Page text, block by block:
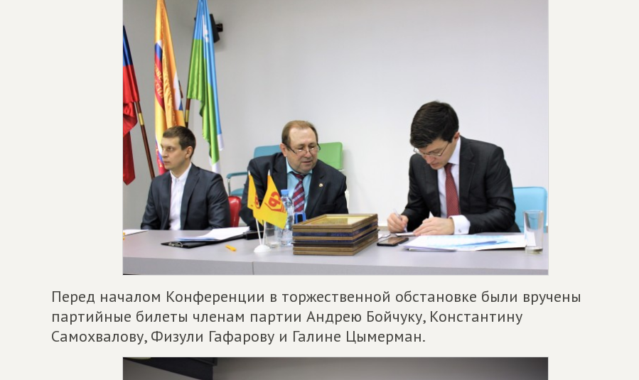
Перед началом Конференции в торжественной обстановке были вручены
партийные билеты членам партии Андрею Бойчуку, Константину
Самохвалову, Физули Гафарову и Галине Цымерман.